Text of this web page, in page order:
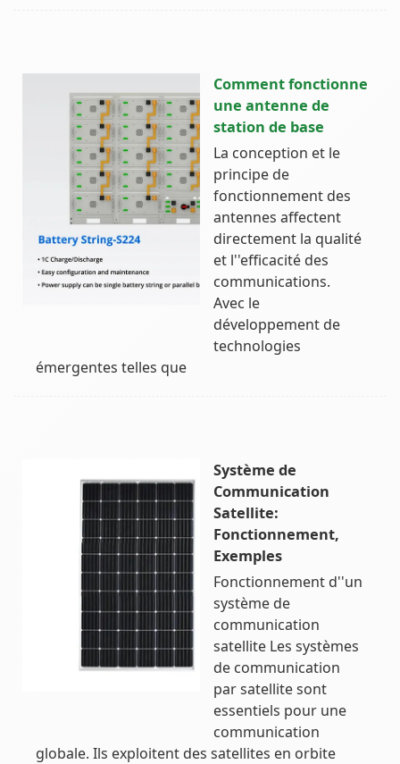
Comment fonctionne
une antenne de
station de base
La conception et le
principe de
fonctionnement des
antennes affectent
directement la qualité
et l''efficacité des
communications.
Avec le
développement de
technologies
émergentes telles que
Système de
Communication
Satellite:
Fonctionnement,
Exemples
Fonctionnement d''un
système de
communication
satellite Les systèmes
de communication
par satellite sont
essentiels pour une
communication
globale. Ils exploitent des satellites en orbite